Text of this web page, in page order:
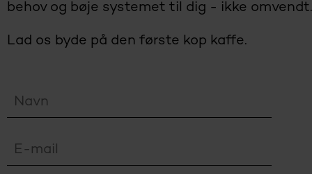
behov og bøje systemet til dig - ikke omvendt.
Lad os byde på den første kop kaffe.